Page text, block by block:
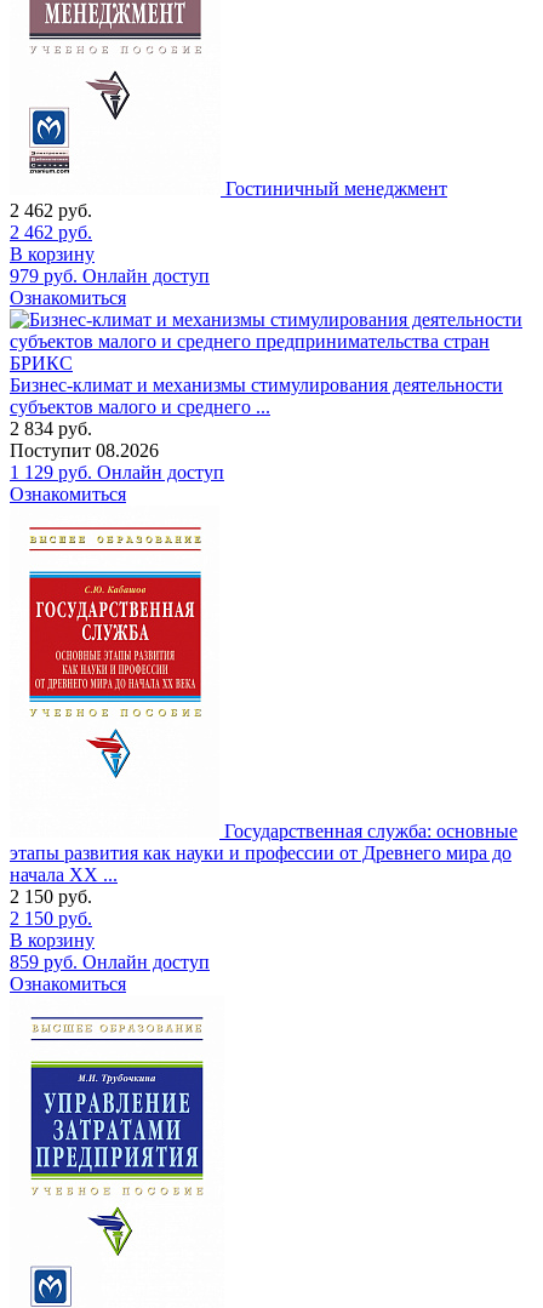
Гостиничный менеджмент
2 462 руб.
2 462 руб.
В корзину
979 руб. Онлайн доступ
Ознакомиться
Бизнес-климат и механизмы стимулирования деятельности
субъектов малого и среднего ...
2 834 руб.
Поступит 08.2026
1 129 руб. Онлайн доступ
Ознакомиться
Государственная служба: основные
этапы развития как науки и профессии от Древнего мира до
начала XX ...
2 150 руб.
2 150 руб.
В корзину
859 руб. Онлайн доступ
Ознакомиться